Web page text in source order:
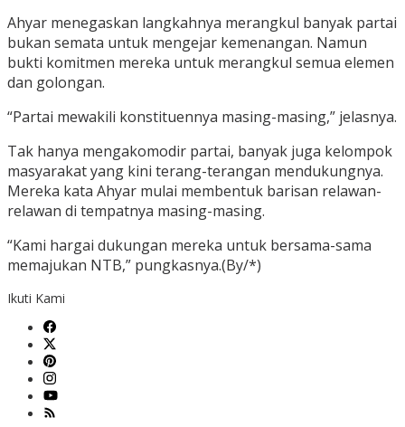
Ahyar menegaskan langkahnya merangkul banyak partai
bukan semata untuk mengejar kemenangan. Namun
bukti komitmen mereka untuk merangkul semua elemen
dan golongan.
“Partai mewakili konstituennya masing-masing,” jelasnya.
Tak hanya mengakomodir partai, banyak juga kelompok
masyarakat yang kini terang-terangan mendukungnya.
Mereka kata Ahyar mulai membentuk barisan relawan-
relawan di tempatnya masing-masing.
“Kami hargai dukungan mereka untuk bersama-sama
memajukan NTB,” pungkasnya.(By/*)
Ikuti Kami